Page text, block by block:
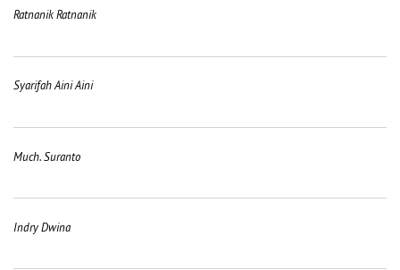
Ratnanik Ratnanik
Syarifah Aini Aini
Much. Suranto
Indry Dwina